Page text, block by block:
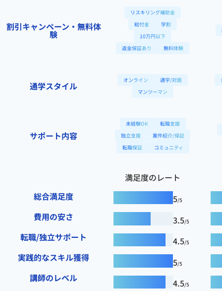
割引キャンペーン・無料体
験
リスキリング補助金
給付金
学割
10万円以下
返金保証あり
無料体験
通学スタイル
オンライン
通学/対面
マンツーマン
サポート内容
未経験OK
転職支援
独立支援
案件紹介/保証
転職保証
コミュニティ
総合満足度
費用の安さ
転職/独立サポート
実践的なスキル獲得
講師のレベル
満足度のレート
5/5
3.5/5
4.5/5
5/5
4.5/5